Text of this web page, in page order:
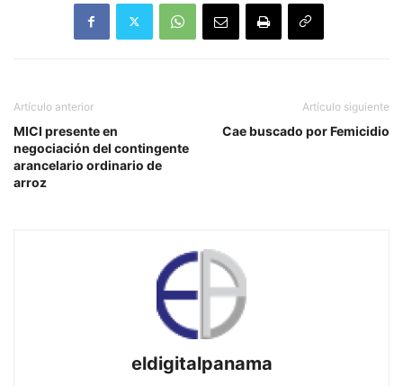
Artículo anterior
MICI presente en
negociación del contingente
arancelario ordinario de
arroz
Artículo siguiente
Cae buscado por Femicidio
eldigitalpanama